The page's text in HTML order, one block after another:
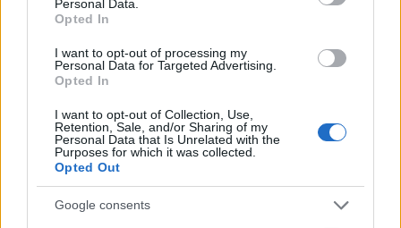
Personal Data.
Opted In
I want to opt-out of processing my
Personal Data for Targeted Advertising.
Opted In
I want to opt-out of Collection, Use,
Retention, Sale, and/or Sharing of my
Personal Data that Is Unrelated with the
Purposes for which it was collected.
Opted Out
Google consents
ανάπτυξης της χώρας θα κριθεί στην περιφέρεια.
Διαθέτουμε ανθρώπους που επιχειρούν και
επιμένουν σε τόπους με ταυτότητα και
προοπτική. Με σχέδιο, συνεχή διάλογο με την
υπηρετούμε τον εθνικό στόχο: να μειώσουμε τη
γεωγραφική και οικονομική απόσταση της
περιφέρειας από το κέντρο, μετατρέποντας τη
συνεργασία σε σταθερή πρόοδο για όλους»,
καταλήγει στο άρθρο του ο υφυπουργός παρά τω